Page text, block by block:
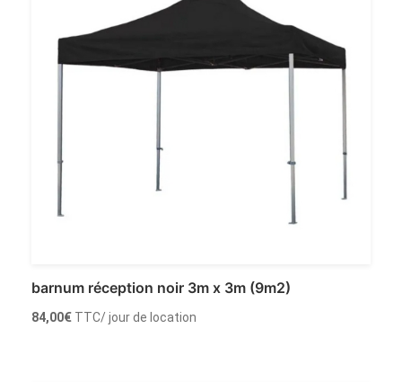
barnum réception noir 3m x 3m (9m2)
84,00€ TTC/ jour de location